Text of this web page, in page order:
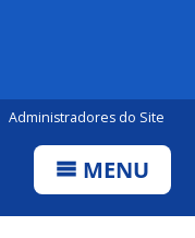
Administradores do Site
MENU